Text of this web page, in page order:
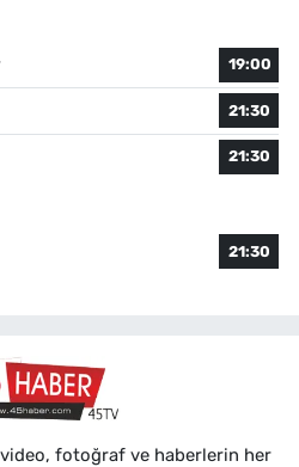
19:00
21:30
21:30
21:30
fotoğraf ve haberlerin her